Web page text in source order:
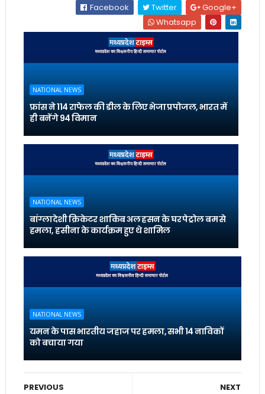
Facebook
Twitter
Google+
Whatsapp
NATIONAL NEWS
फ्रांस ने 114 राफेल की डील के लिए भेजा प्रपोजल, भारत में
ही बनेंगे 94 विमान
NATIONAL NEWS
बांग्लादेशी क्रिकेटर शाकिब अल हसन के घर पेट्रोल बम से
हमला, हसीना के कार्यक्रम हुए थे शामिल
NATIONAL NEWS
यमन के पास भारतीय जहाज पर हमला, सभी 14 नाविकों
को बचाया गया
NEXT
PREVIOUS